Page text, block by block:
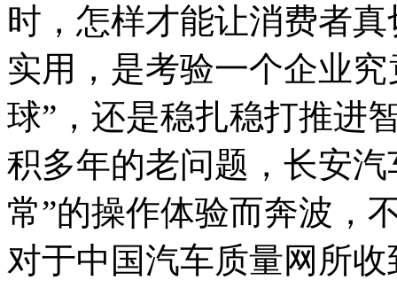
时，怎样才能让消费者
实用，是考验一个企业
球”，还是稳扎稳打推进
积多年的老问题，长安
常”的操作体验而奔波，
对于中国汽车质量网所